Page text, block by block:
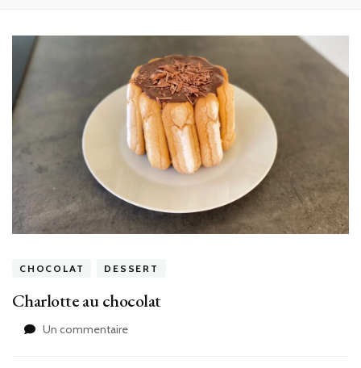
CHOCOLAT DESSERT
Charlotte au chocolat
Un commentairesur